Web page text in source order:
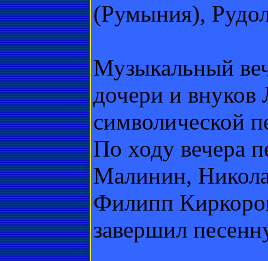
(Румыния),
Музыкальный
дочери и внуков
символической
По ходу вечера
Малинин,
Филипп
завершил